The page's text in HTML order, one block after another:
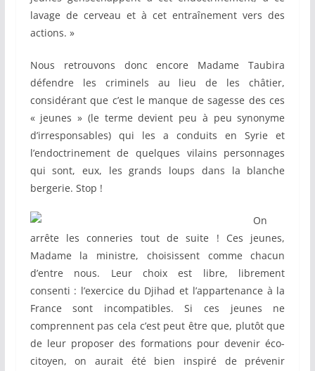
lavage de cerveau et à cet entraînement vers des
actions. »
Nous retrouvons donc encore Madame Taubira
défendre les criminels au lieu de les châtier,
considérant que c’est le manque de sagesse des ces
« jeunes » (le terme devient peu à peu synonyme
d’irresponsables) qui les a conduits en Syrie et
l’endoctrinement de quelques vilains personnages
qui sont, eux, les grands loups dans la blanche
bergerie. Stop !
On
arrête les conneries tout de suite ! Ces jeunes,
Madame la ministre, choisissent comme chacun
d’entre nous. Leur choix est libre, librement
consenti : l’exercice du Djihad et l’appartenance à la
France sont incompatibles. Si ces jeunes ne
comprennent pas cela c’est peut être que, plutôt que
de leur proposer des formations pour devenir éco-
citoyen, on aurait été bien inspiré de prévenir